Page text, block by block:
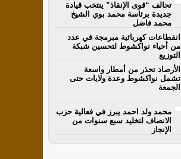
تحالف “قوى الإنقاذ” ينتخب قيادة
جديدة برئاسة محمد بوي الشيخ
محمد فاضل
انقطاعات كهربائية مبرمجة في عدد
من أحياء نواكشوط لتحسين شبكة
التوزيع
الأرصاد تحذر من أمطار واسعة
تشمل نواكشوط وعدة ولايات حتى
الجمعة
محمد ولد احمد يبرز في فعالية حزب
الانصاف لتخليد سبع سنوات من
الإنجاز